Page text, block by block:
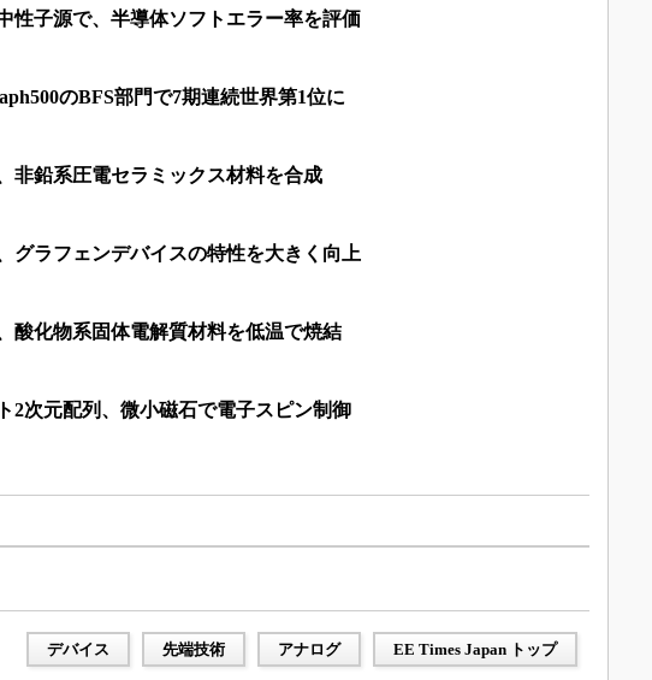
性子源で、半導体ソフトエラー率を評価
のBFS部門で7期連続世界第1位に
非鉛系圧電セラミックス材料を合成
グラフェンデバイスの特性を大きく向上
酸化物系固体電解質材料を低温で焼結
2次元配列、微小磁石で電子スピン制御
デバイス 先端技術 アナログ EE Times Japan トップ